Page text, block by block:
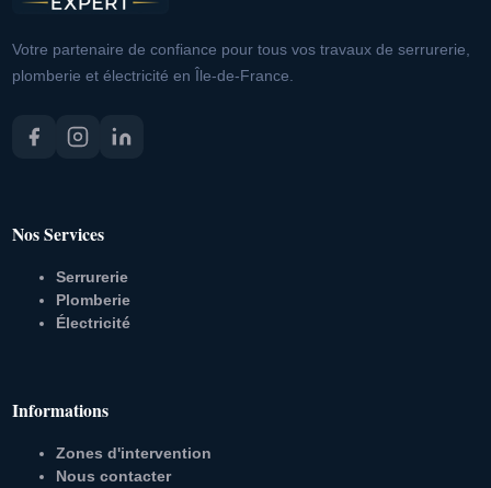
Votre partenaire de confiance pour tous vos travaux de serrurerie,
plomberie et électricité en Île-de-France.
Nos Services
Serrurerie
Plomberie
Électricité
Informations
Zones d'intervention
Nous contacter